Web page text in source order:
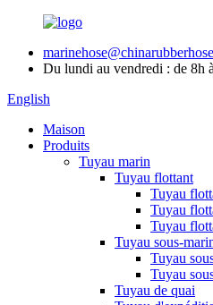
Du lundi au vendredi : de 8h
English
Maison
Produits
Tuyau marin
Tuyau flottant
Tuyau
Tuyau
Tuyau
Tuyau sous-
Tuyau
Tuyau
Tuyau de quai